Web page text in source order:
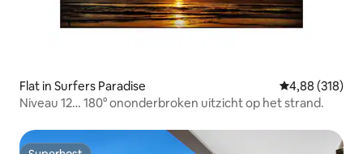
Flat in Surfers Paradise Gemiddelde
4,88 (318)
Niveau 12… 180° ononderbroken uitzicht op het strand.